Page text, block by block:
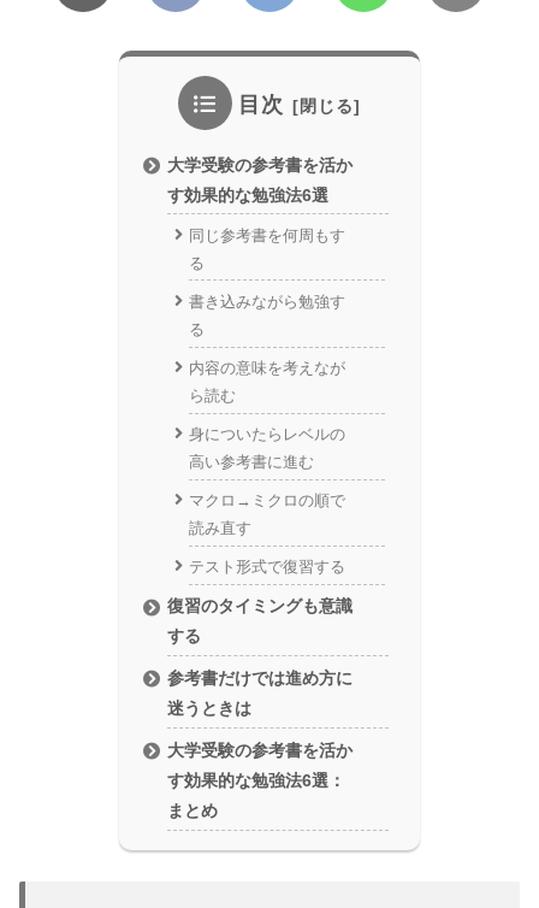
目次
大学受験の参考書を活か
す効果的な勉強法6選
同じ参考書を何周もす
る
書き込みながら勉強す
る
内容の意味を考えなが
ら読む
身についたらレベルの
高い参考書に進む
マクロ→ミクロの順で
読み直す
テスト形式で復習する
復習のタイミングも意識
する
参考書だけでは進め方に
迷うときは
大学受験の参考書を活か
す効果的な勉強法6選：
まとめ